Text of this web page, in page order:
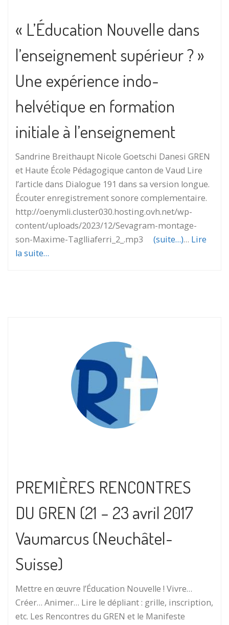
« L’Éducation Nouvelle dans
l’enseignement supérieur ? »
Une expérience indo-
helvétique en formation
initiale à l’enseignement
Sandrine Breithaupt Nicole Goetschi Danesi GREN
et Haute École Pédagogique canton de Vaud Lire
l’article dans Dialogue 191 dans sa version longue.
Écouter enregistrement sonore complementaire.
http://oenymli.cluster030.hosting.ovh.net/wp-
content/uploads/2023/12/Sevagram-montage-
son-Maxime-Taglliaferri_2_.mp3 (suite…)… Lire
la suite…
PREMIÈRES RENCONTRES
DU GREN (21 – 23 avril 2017
Vaumarcus (Neuchâtel-
Suisse)
Mettre en œuvre l’Éducation Nouvelle ! Vivre…
Créer… Animer… Lire le dépliant : grille, inscription,
etc. Les Rencontres du GREN et le Manifeste